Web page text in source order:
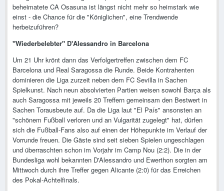
beheimatete CA Osasuna ist längst nicht mehr so heimstark wie
einst - die Chance für die "Königlichen", eine Trendwende
herbeizuführen?
"Wiederbelebter" D'Alessandro in Barcelona
Um 21 Uhr krönt dann das Verfolgertreffen zwischen dem FC
Barcelona und Real Saragossa die Runde. Beide Kontrahenten
dominieren die Liga zurzeit neben dem FC Sevilla in Sachen
Spielkunst. Nach neun absolvierten Partien weisen sowohl Barça als
auch Saragossa mit jeweils 20 Treffern gemeinsam den Bestwert in
Sachen Torausbeute auf. Da die Liga laut "El País" ansonsten an
"schönem Fußball verloren und an Vulgarität zugelegt" hat, dürfen
sich die Fußball-Fans also auf einen der Höhepunkte im Verlauf der
Vorrunde freuen. Die Gäste sind seit sieben Spielen ungeschlagen
und überraschten schon im Vorjahr im Camp Nou (2:2). Die in der
Bundesliga wohl bekannten D'Alessandro und Ewerthon sorgten am
Mittwoch durch ihre Treffer gegen Alicante (2:0) für das Erreichen
des Pokal-Achtelfinals.